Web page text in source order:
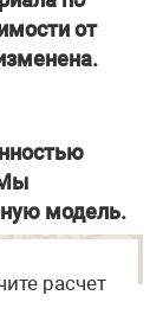
от
модель.
расчет